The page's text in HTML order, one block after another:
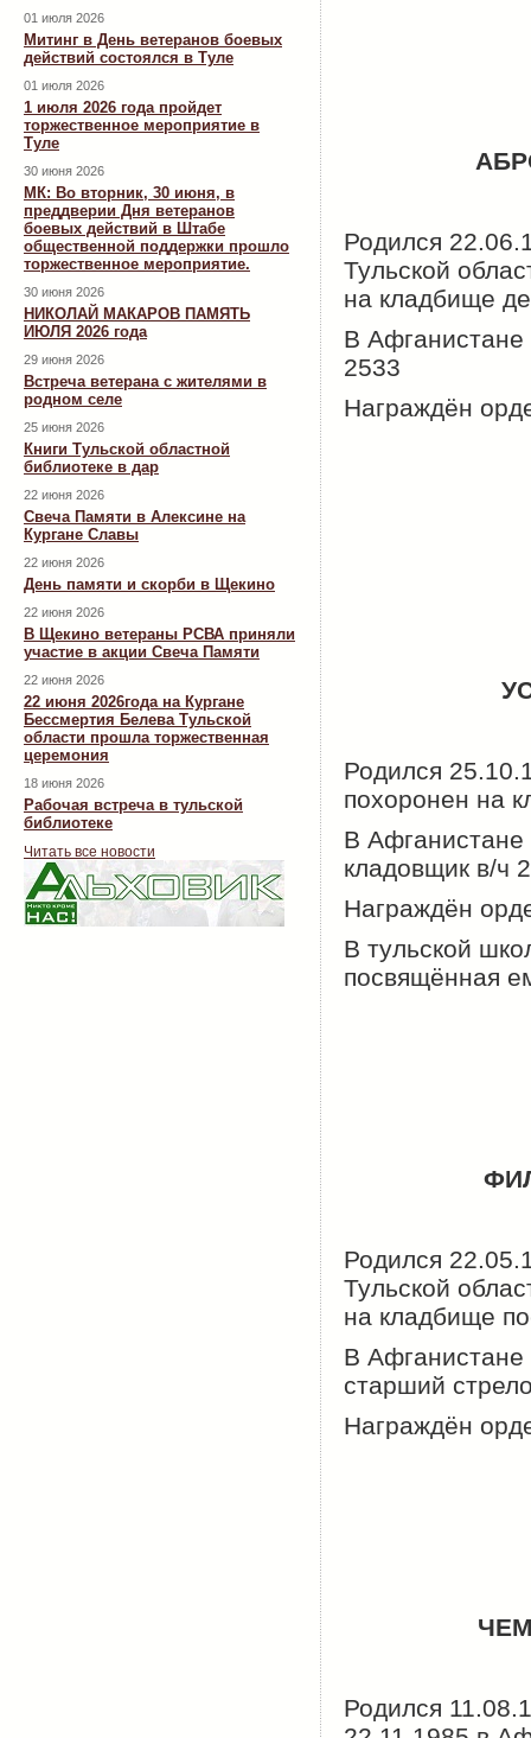
01 июля 2026
Митинг в День ветеранов боевых
действий состоялся в Туле
01 июля 2026
1 июля 2026 года пройдет
торжественное мероприятие в
Туле
30 июня 2026
МК: Во вторник, 30 июня, в
преддверии Дня ветеранов
боевых действий в Штабе
общественной поддержки прошло
торжественное мероприятие.
30 июня 2026
НИКОЛАЙ МАКАРОВ ПАМЯТЬ
ИЮЛЯ 2026 года
29 июня 2026
Встреча ветерана с жителями в
родном селе
25 июня 2026
Книги Тульской областной
библиотеке в дар
22 июня 2026
Свеча Памяти в Алексине на
Кургане Славы
22 июня 2026
День памяти и скорби в Щекино
22 июня 2026
В Щекино ветераны РСВА приняли
участие в акции Свеча Памяти
22 июня 2026
22 июня 2026года на Кургане
Бессмертия Белева Тульской
области прошла торжественная
церемония
18 июня 2026
Рабочая встреча в тульской
библиотеке
Читать все новости
Родился
Тульской
на кладбище
В Афганистане
2533
Награждён
Родился
похоронен на
В Афганистане
кладовщик в/ч
Награждён
В тульской
посвящённая
Родился
Тульской
на кладбище
В Афганистане
старший
Награждён
Родился